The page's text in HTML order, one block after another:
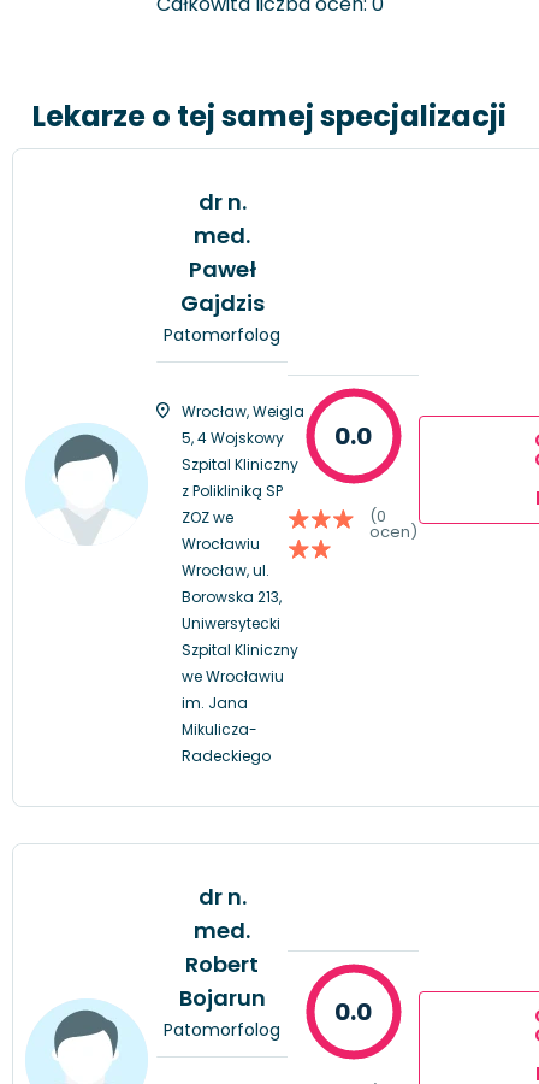
Lekarze o tej samej specjalizacji
dr n.
med.
Paweł
Gajdzis
Patomorfolog
Wrocław, Weigla
5, 4 Wojskowy
Szpital Kliniczny
z Polikliniką SP
ZOZ we
Wrocławiu
Wrocław, ul.
Borowska 213,
Uniwersytecki
Szpital Kliniczny
we Wrocławiu
im. Jana
Mikulicza-
Radeckiego
0.0
(0
ocen)
dr n.
med.
Robert
Bojarun
Patomorfolog
0.0